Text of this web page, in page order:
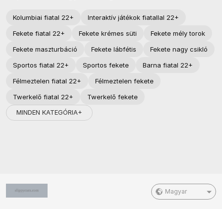
Kolumbiai fiatal 22+
Interaktív játékok fiatallal 22+
Fekete fiatal 22+
Fekete krémes süti
Fekete mély torok
Fekete maszturbáció
Fekete lábfétis
Fekete nagy csikló
Sportos fiatal 22+
Sportos fekete
Barna fiatal 22+
Félmeztelen fiatal 22+
Félmeztelen fekete
Twerkelő fiatal 22+
Twerkelő fekete
MINDEN KATEGÓRIA+
Magyar